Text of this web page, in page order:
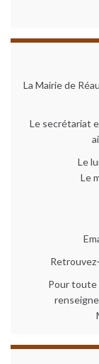
La Mairie de
Le secrétariat
Le
Le
Pour toute